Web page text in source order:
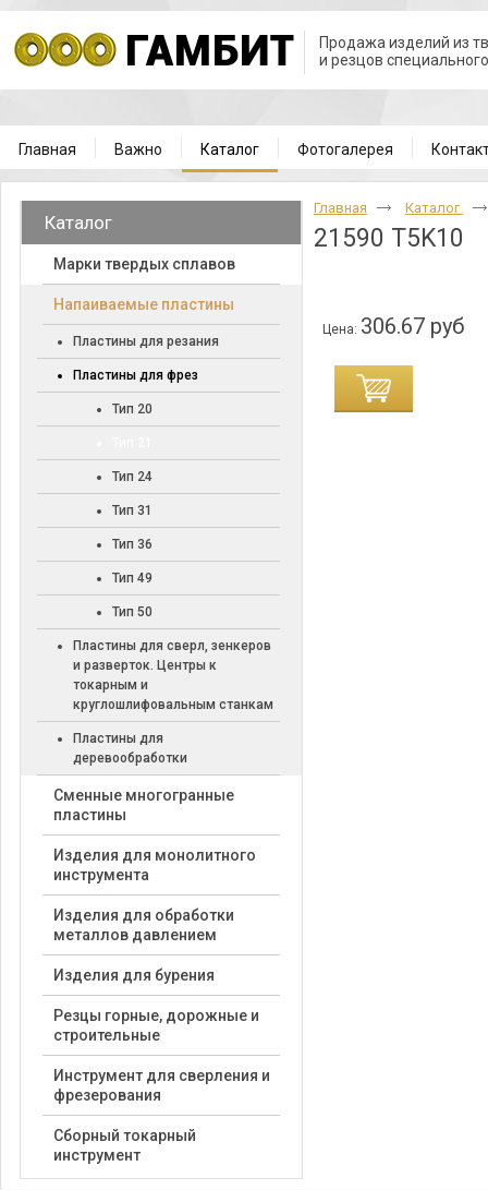
Продажа изделий из
и резцов
Главная Важно Каталог Фотогалерея
Каталог
Марки твердых сплавов
Напаиваемые пластины
Пластины для резания
Пластины для фрез
Тип 20
Тип 24
Тип 31
Тип 36
Тип 49
Тип 50
Пластины для сверл, зенкеров
и разверток. Центры к
токарным и
круглошлифовальным станкам
Пластины для
деревообработки
Cменные многогранные
пластины
Изделия для монолитного
инструмента
Изделия для обработки
металлов давлением
Изделия для бурения
Резцы горные, дорожные и
строительные
Инструмент для сверления и
фрезерования
Сборный токарный
инструмент
Главная Каталог
21590 T5K10
Цена: 306.67 руб